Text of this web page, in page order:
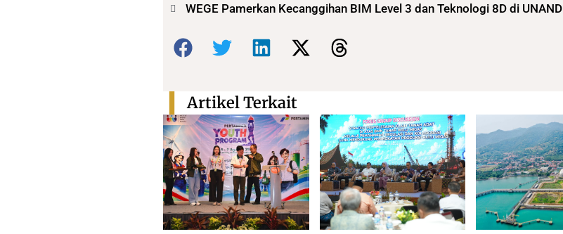
WEGE Pamerkan Kecanggihan BIM Level 3 dan Teknologi 8D di UNAND
Bagikan:
Artikel Terkait